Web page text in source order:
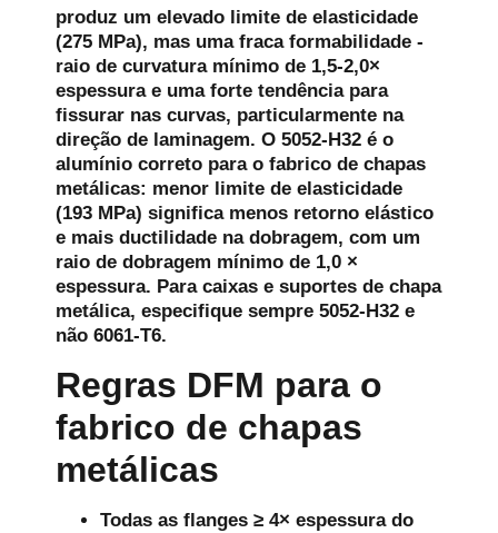
produz um elevado limite de elasticidade
(275 MPa), mas uma fraca formabilidade -
raio de curvatura mínimo de 1,5-2,0×
espessura e uma forte tendência para
fissurar nas curvas, particularmente na
direção de laminagem. O 5052-H32 é o
alumínio correto para o fabrico de chapas
metálicas: menor limite de elasticidade
(193 MPa) significa menos retorno elástico
e mais ductilidade na dobragem, com um
raio de dobragem mínimo de 1,0 ×
espessura. Para caixas e suportes de chapa
metálica, especifique sempre 5052-H32 e
não 6061-T6.
Regras DFM para o
fabrico de chapas
metálicas
Todas as flanges ≥ 4× espessura do